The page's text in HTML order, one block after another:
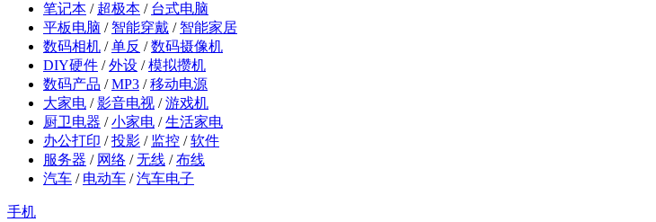
笔记本 / 超极本 / 台式电脑
平板电脑 / 智能穿戴 / 智能家居
数码相机 /单反 /数码摄像机
DIY硬件 /外设 /模拟攒机
数码产品 /MP3 /移动电源
大家电 /影音电视 /游戏机
厨卫电器 /小家电 /生活家电
办公打印 /投影 / 监控 /软件
服务器 / 网络 /无线 /布线
汽车 / 电动车 /汽车电子
手机